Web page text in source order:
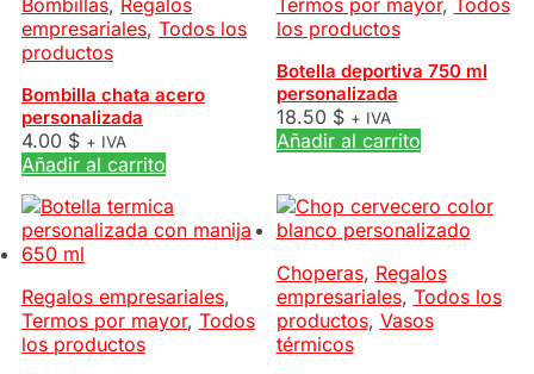
Bombillas, Regalos
empresariales, Todos los
productos
Bombilla chata acero
personalizada
4.00 $ + IVA
Añadir al carrito
Termos por mayor, Todos
los productos
Botella deportiva 750 ml
personalizada
18.50 $ + IVA
Añadir al carrito
Regalos empresariales,
Termos por mayor, Todos
los productos
Choperas, Regalos
empresariales, Todos los
productos, Vasos
térmicos